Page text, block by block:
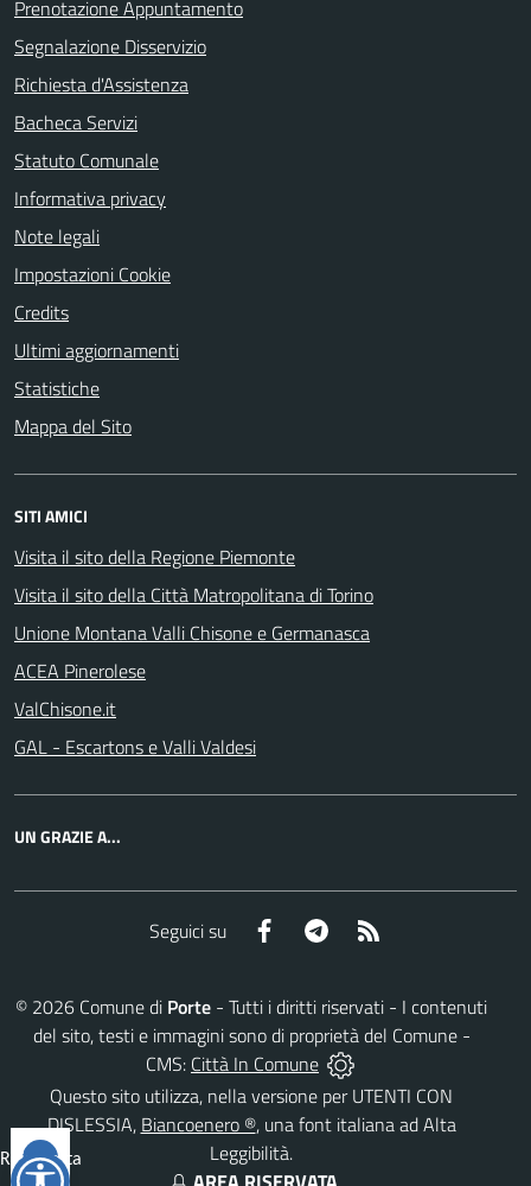
Prenotazione Appuntamento
Segnalazione Disservizio
Richiesta d'Assistenza
Bacheca Servizi
Statuto Comunale
Informativa privacy
Note legali
Impostazioni Cookie
Credits
Ultimi aggiornamenti
Statistiche
Mappa del Sito
SITI AMICI
Visita il sito della Regione Piemonte
Visita il sito della Città Matropolitana di Torino
Unione Montana Valli Chisone e Germanasca
ACEA Pinerolese
ValChisone.it
GAL - Escartons e Valli Valdesi
UN GRAZIE A...
Seguici su Facebook Telegram
© 2026 Comune di Porte - Tutti i diritti riservati - I contenuti
del sito, testi e immagini sono di proprietà del Comune -
CMS: Città In Comune
Questo sito utilizza, nella versione per UTENTI CON
DISLESSIA, Biancoenero ®, una font italiana ad Alta
Leggibilità.
Reimposta
tutto